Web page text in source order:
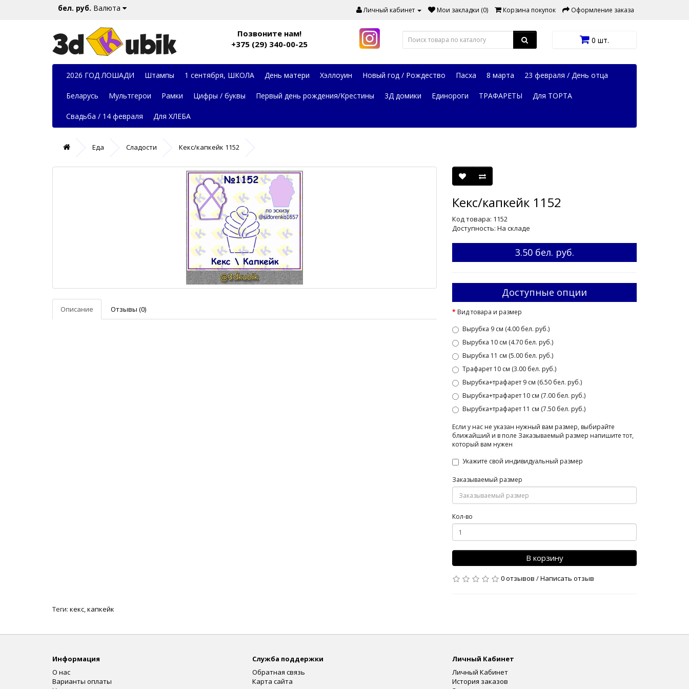
бел. руб. Валюта Личный кабинет Мои закладки (0) Корзина покупок Оформление заказа
Позвоните нам!
+375 (29) 340-00-25
0 шт.
2026 ГОД ЛОШАДИ Штампы 1 сентября, ШКОЛА День матери Хэллоуин Новый год / Рождество Пасха 8 марта 23 февраля / День отца
Беларусь Мультгерои Рамки Цифры / буквы Первый день рождения/Крестины 3Д домики Единороги ТРАФАРЕТЫ Для ТОРТА
Свадьба / 14 февраля Для ХЛЕБА
Еда Сладости Кекс/капкейк 1152
Описание Отзывы (0)
Кекс/капкейк 1152
Код товара: 1152
Доступность: На складе
3.50 бел. руб.
Доступные опции
Вид товара и размер
Вырубка 9 см (4.00 бел. руб.)
Вырубка 10 см (4.70 бел. руб.)
Вырубка 11 см (5.00 бел. руб.)
Трафарет 10 см (3.00 бел. руб.)
Вырубка+трафарет 9 см (6.50 бел. руб.)
Вырубка+трафарет 10 см (7.00 бел. руб.)
Вырубка+трафарет 11 см (7.50 бел. руб.)
Если у нас не указан нужный вам размер, выбирайте
ближайший и в поле Заказываемый размер напишите тот,
который вам нужен
Укажите свой индивидуальный размер
Заказываемый размер
Кол-во
В корзину
0 отзывов /Написать отзыв
Теги: кекс капкейк
Информация
О нас
Варианты оплаты
Служба поддержки
Обратная связь
Карта сайта
Личный Кабинет
Личный Кабинет
История заказов